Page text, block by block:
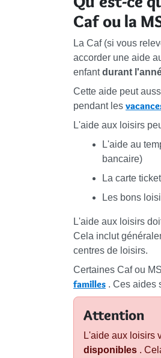
Caf ou la
La Caf (si vous
accorder une aide
enfant durant
Cette aide peut
pendant les
L'aide aux loisirs
L'aide au
bancaire)
La carte
Les bons
L'aide aux loisirs
Cela inclut
centres de loisirs.
Certaines Caf ou
familles . Ces aides
Attention
L'aide aux loisirs
disponibles .